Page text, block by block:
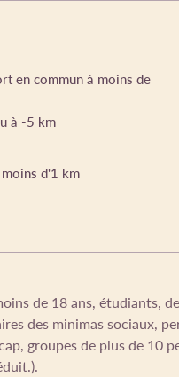
en commun à moins de
à -5 km
d'1 km
de 18 ans, étudiants,
des minimas sociaux,
groupes de plus de 10